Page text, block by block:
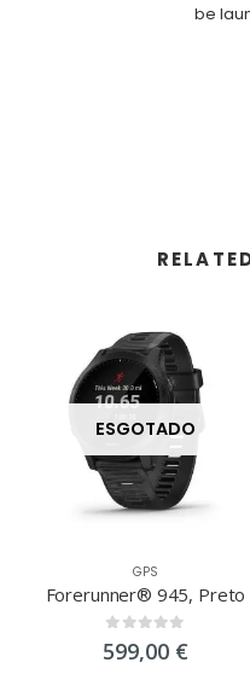
be
ESGOTADO
GPS
Forerunner® 945, Preto
0 out of 5
599,00 €